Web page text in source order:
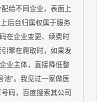
给不同企业，表面上
后台归属权属于服务
在企业变更、续费时
擎在爬取时，如果发
业主体，直接降低整
池”。我见过一家做医
码，百度搜索其公司